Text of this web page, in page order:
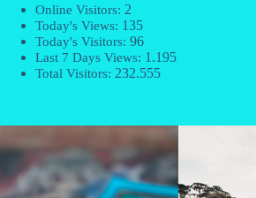
Online Visitors: 2
Today's Views: 135
Today's Visitors: 96
Last 7 Days Views: 1.195
Total Visitors: 232.555